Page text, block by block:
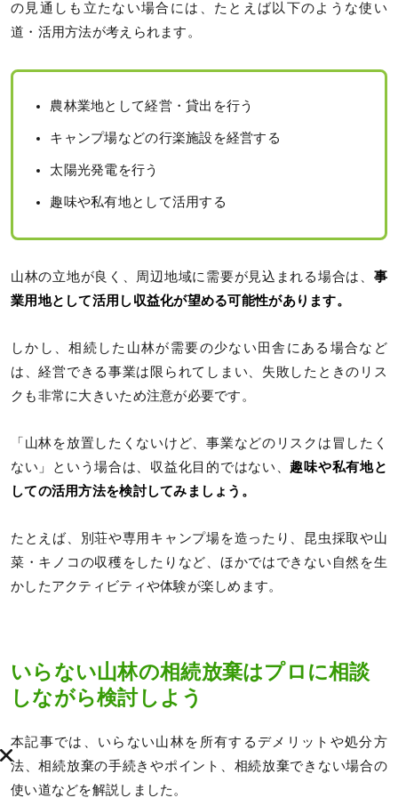
の見通しも立たない場合には、たとえば以下のような使い
道・活用方法が考えられます。
農林業地として経営・貸出を行う
キャンプ場などの行楽施設を経営する
太陽光発電を行う
趣味や私有地として活用する
山林の立地が良く、周辺地域に需要が見込まれる場合は、 事
業用地として活用し収益化が望める可能性があります。
しかし、相続した山林が需要の少ない田舎にある場合など
は、経営できる事業は限られてしまい、失敗したときのリス
クも非常に大きいため注意が必要です。
「山林を放置したくないけど、事業などのリスクは冒したく
ない」という場合は、収益化目的ではない、 趣味や私有地と
しての活用方法を検討してみましょう。
たとえば、別荘や専用キャンプ場を造ったり、昆虫採取や山
菜・キノコの収穫をしたりなど、ほかではできない自然を生
かしたアクティビティや体験が楽しめます。
いらない山林の相続放棄はプロに相談
しながら検討しよう
本記事では、いらない山林を所有するデメリットや処分方
法、相続放棄の手続きやポイント、相続放棄できない場合の
使い道などを解説しました。